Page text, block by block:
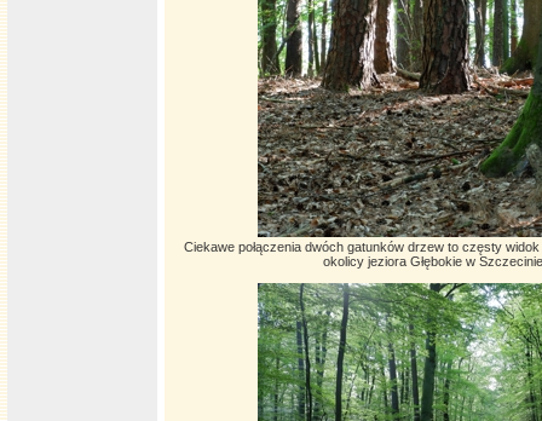
Ciekawe połączenia dwóch gatunków drzew to częsty
okolicy jeziora Głębokie w